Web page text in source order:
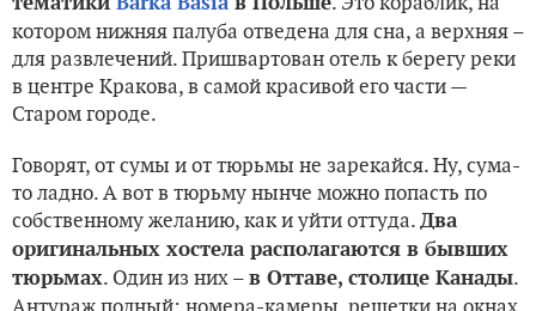
котором нижняя палуба отведена для сна, а верхняя –
для развлечений. Пришвартован отель к берегу реки
в центре Кракова, в самой красивой его части —
Старом городе.
Говорят, от сумы и от тюрьмы не зарекайся. Ну, сума-
то ладно. А вот в тюрьму нынче можно попасть по
собственному желанию, как и уйти оттуда. Два
оригинальных хостела располагаются в бывших
тюрьмах. Один из них – в Оттаве, столице Канады.